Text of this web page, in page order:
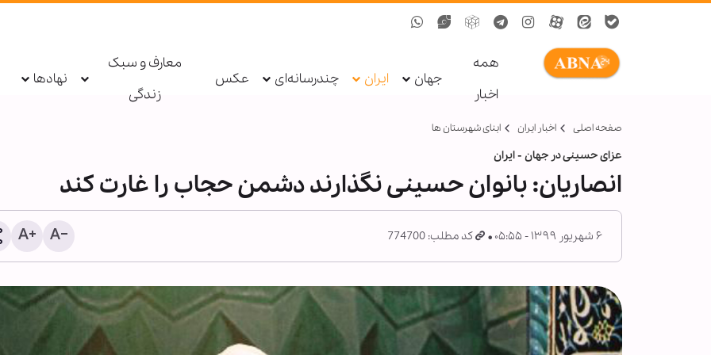
همه
اخبار
جهان ایران چندرسانه‌ای عکس
معارف و سبک
زندگی
نهادها
صفحه اصلی اخبار ایران ابنای شهرستان ها
عزای حسینی در جهان - ایران
انصاریان: بانوان حسینی نگذارند دشمن حجاب را غارت کند
۶ شهریور ۱۳۹۹ - ۰۵:۵۵ کد مطلب: 774700
عملیات امنیتی حشد شعبی
مرزهای عراق و اردن